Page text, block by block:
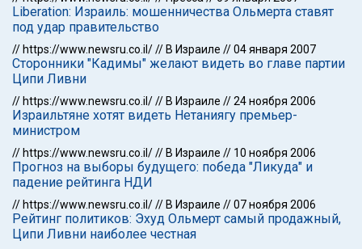
Liberation: Израиль: мошенничества Ольмерта ставят
под удар правительство
// https://www.newsru.co.il/// В Израиле //04 января 2007
Сторонники "Кадимы" желают видеть во главе партии
Ципи Ливни
// https://www.newsru.co.il/// В Израиле //24 ноября 2006
Израильтяне хотят видеть Нетаниягу премьер-
министром
// https://www.newsru.co.il/// В Израиле // 10 ноября 2006
Прогноз на выборы будущего: победа "Ликуда" и
падение рейтинга НДИ
// https://www.newsru.co.il/// В Израиле //07 ноября 2006
Рейтинг политиков: Эхуд Ольмерт самый продажный,
Ципи Ливни наиболее честная